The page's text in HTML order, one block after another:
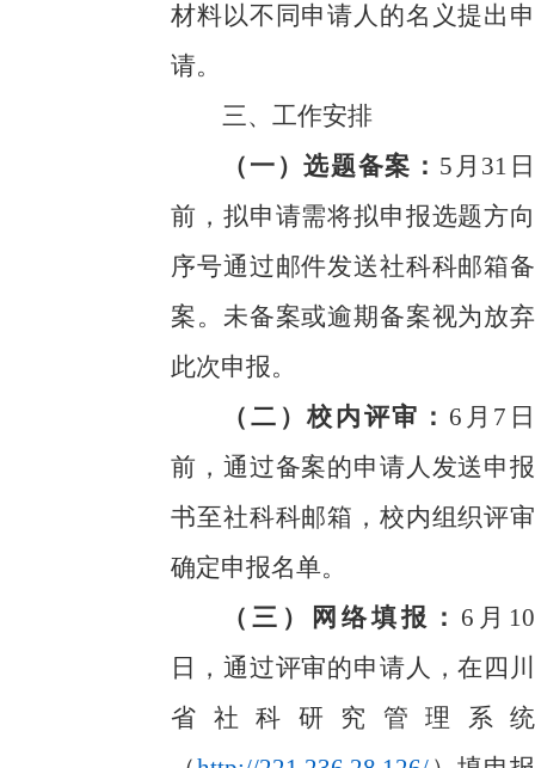
材料以不同申请人的名义提出申
请。
三、工作安排
（一）选题备案： 5月31日
前，拟申请需将拟申报选题方向
序号通过邮件发送社科科邮箱备
案。未备案或逾期备案视为放弃
此次申报。
（二）校内评审： 6月7日
前，通过备案的申请人发送申报
书至社科科邮箱，校内组织评审
确定申报名单。
（三）网络填报： 6月10
日，通过评审的申请人，在 四川
省社科研究管理系统